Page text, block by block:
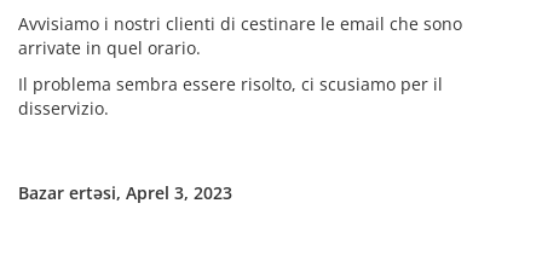
Avvisiamo i nostri clienti di cestinare le email che sono
arrivate in quel orario.
Il problema sembra essere risolto, ci scusiamo per il
disservizio.
Bazar ertəsi, Aprel 3, 2023